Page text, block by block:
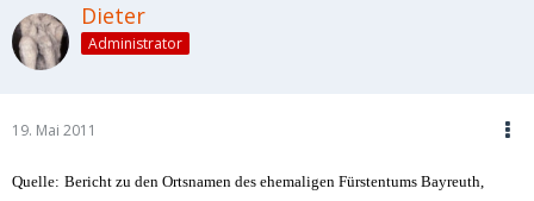
Dieter
Administrator
19. Mai 2011
Quelle: Bericht zu den Ortsnamen des ehemaligen Fürstentums Bayreuth,